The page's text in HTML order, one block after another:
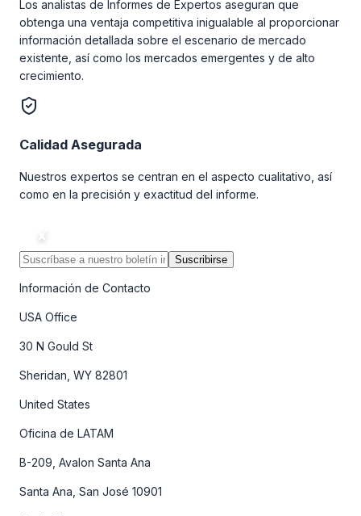
Los analistas de Informes de Expertos aseguran que
obtenga una ventaja competitiva inigualable al proporcionar
información detallada sobre el escenario de mercado
existente, así como los mercados emergentes y de alto
crecimiento.
Calidad Asegurada
Nuestros expertos se centran en el aspecto cualitativo, así
como en la precisión y exactitud del informe.
Suscribirse
Información de Contacto
USA Office
30 N Gould St
Sheridan, WY 82801
United States
Oficina de LATAM
B-209, Avalon Santa Ana
Santa Ana, San José 10901